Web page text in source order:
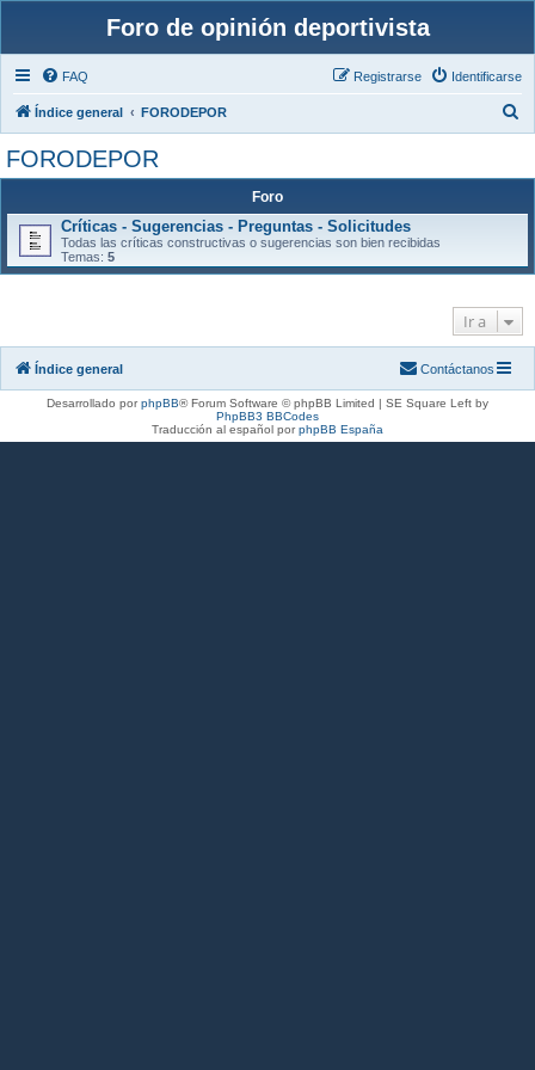
Foro de opinión deportivista
FAQ Identificarse
Registrarse
Índice general FORODEPOR
FORODEPOR
Foro
Críticas - Sugerencias - Preguntas - Solicitudes
Todas las críticas constructivas o sugerencias son bien recibidas
Temas: 5
Ir a
Índice general Contáctanos
Desarrollado porphpBB® Forum Software © phpBB Limited | SE Square Left by
PhpBB3 BBCodes
Traducción al español porphpBB España